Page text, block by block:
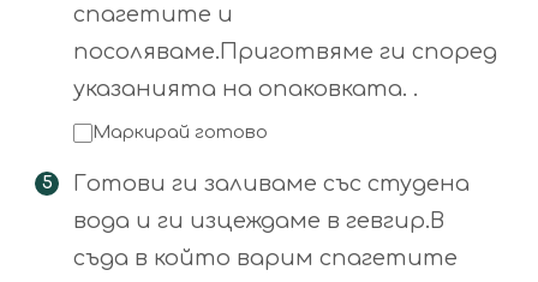
спагетите и
посоляваме.Приготвяме ги според
указанията на опаковката. .
Маркирай готово
Готови ги заливаме със студена
вода и ги изцеждаме в гевгир.В
съда в който варим спагетите